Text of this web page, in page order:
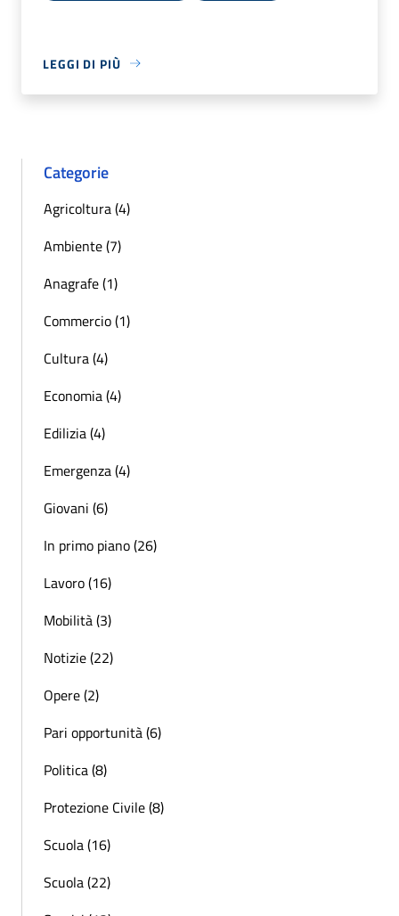
LEGGI DI PIÙ
Categorie
Agricoltura (4)
Ambiente (7)
Anagrafe (1)
Commercio (1)
Cultura (4)
Economia (4)
Edilizia (4)
Emergenza (4)
Giovani (6)
In primo piano (26)
Lavoro (16)
Mobilità (3)
Notizie (22)
Opere (2)
Pari opportunità (6)
Politica (8)
Protezione Civile (8)
Scuola (16)
Scuola (22)